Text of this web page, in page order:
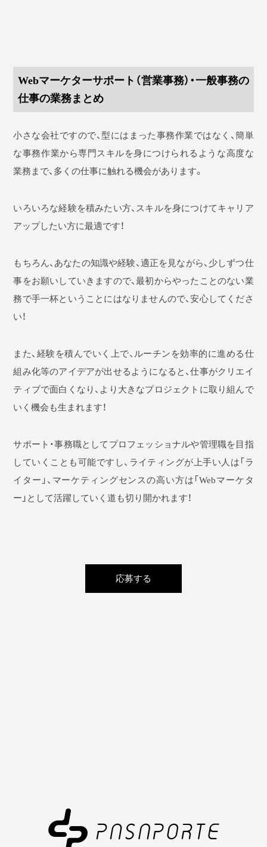
Webマーケターサポート（営業事務）・一般事務の
仕事の業務まとめ
小さな会社ですので、型にはまった事務作業ではなく、簡単
な事務作業から専門スキルを身につけられるような高度な
業務まで、多くの仕事に触れる機会があります。
いろいろな経験を積みたい方、スキルを身につけてキャリア
アップしたい方に最適です！
もちろん、あなたの知識や経験、適正を見ながら、少しずつ仕
事をお願いしていきますので、最初からやったことのない業
務で手一杯ということにはなりませんので、安心してくださ
い！
また、経験を積んでいく上で、ルーチンを効率的に進める仕
組み化等のアイデアが出せるようになると、仕事がクリエイ
ティブで面白くなり、より大きなプロジェクトに取り組んで
いく機会も生まれます！
サポート・事務職としてプロフェッショナルや管理職を目指
していくことも可能ですし、ライティングが上手い人は「ラ
イター」、マーケティングセンスの高い方は「Webマーケタ
ー」として活躍していく道も切り開かれます！
応募する